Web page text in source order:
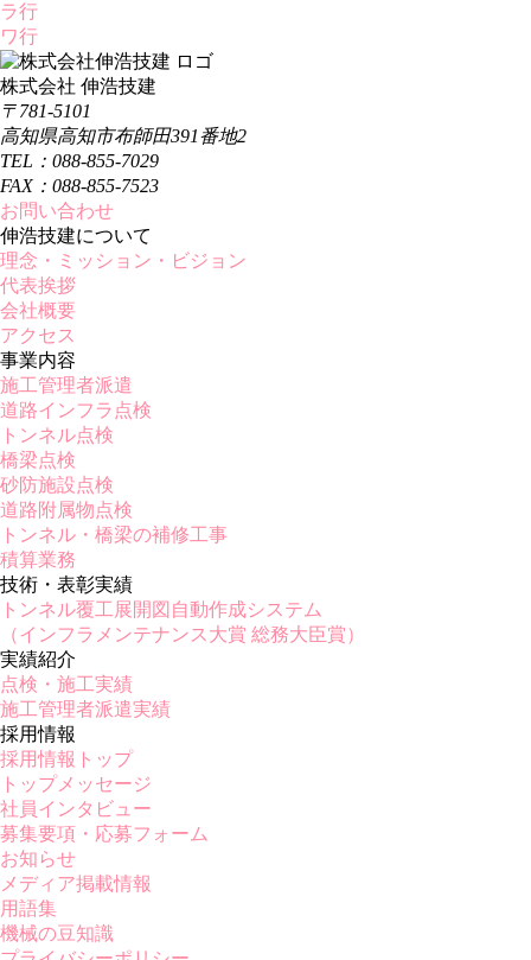
ラ行
ワ行
株式会社 伸浩技建
〒781-5101
高知県高知市布師田391番地2
TEL：088-855-7029
FAX：088-855-7523
お問い合わせ
伸浩技建について
理念・ミッション・ビジョン
代表挨拶
会社概要
アクセス
事業内容
施工管理者派遣
道路インフラ点検
トンネル点検
橋梁点検
砂防施設点検
道路附属物点検
トンネル・橋梁の補修工事
積算業務
技術・表彰実績
トンネル覆工展開図自動作成システム
（インフラメンテナンス大賞 総務大臣賞）
実績紹介
点検・施工実績
施工管理者派遣実績
採用情報
採用情報トップ
トップメッセージ
社員インタビュー
募集要項・応募フォーム
お知らせ
メディア掲載情報
用語集
機械の豆知識